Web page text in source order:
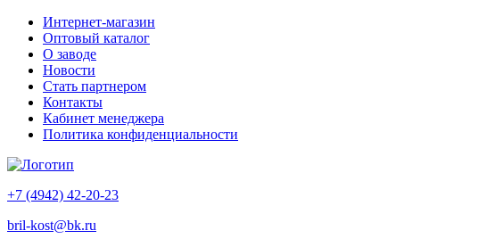
Интернет-магазин
Оптовый каталог
О заводе
Новости
Стать партнером
Контакты
Кабинет менеджера
Политика конфиденциальности
+7 (4942) 42-20-23
bril-kost@bk.ru